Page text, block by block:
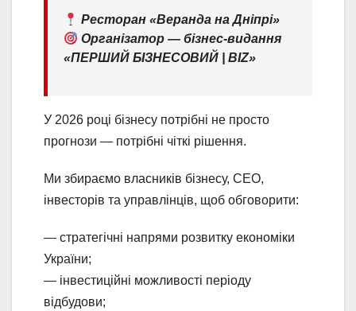
Ресторан «Веранда на Дніпрі»
Організатор — бізнес-видання
«ПЕРШИЙ БІЗНЕСОВИЙ | BIZ»
У 2026 році бізнесу потрібні не просто
прогнози — потрібні чіткі рішення.
Ми збираємо власників бізнесу, CEO,
інвесторів та управлінців, щоб обговорити:
— стратегічні напрями розвитку економіки
України;
— інвестиційні можливості періоду
відбудови;